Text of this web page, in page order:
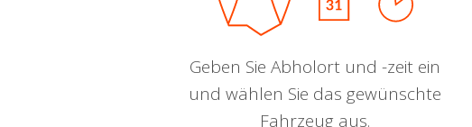
Geben Sie Abholort und -zeit ein
und wählen Sie das gewünschte
Fahrzeug aus.